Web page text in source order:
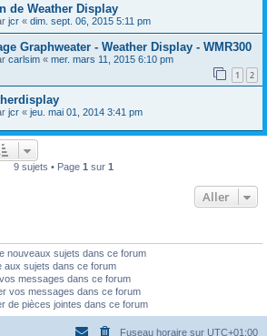
de Weather Display
jcr « dim. sept. 06, 2015 5:11 pm
Graphweater - Weather Display - WMR300
carlsim « mer. mars 11, 2015 6:10 pm
1 2
jcr « jeu. mai 01, 2014 3:41 pm
9 sujets • Page 1 sur 1
Aller
nouveaux sujets dans ce forum
aux sujets dans ce forum
messages dans ce forum
vos messages dans ce forum
de pièces jointes dans ce forum
Fuseau horaire sur UTC+01:00